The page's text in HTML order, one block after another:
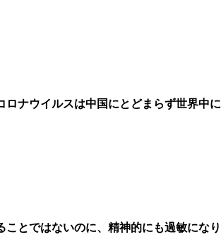
ナウイルスは中国にとどまらず世界中に
とではないのに、精神的にも過敏になり